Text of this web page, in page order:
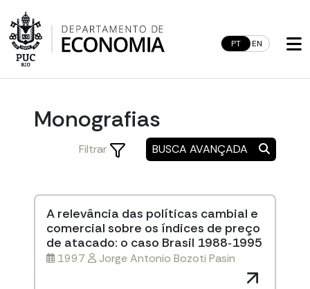
to
content
PT EN
Monografias
Filtrar BUSCA AVANÇADA
A relevância das políticas cambial e
comercial sobre os índices de preço
de atacado: o caso Brasil 1988‐1995
1997 Jorge Antonio Bozoti Pasin